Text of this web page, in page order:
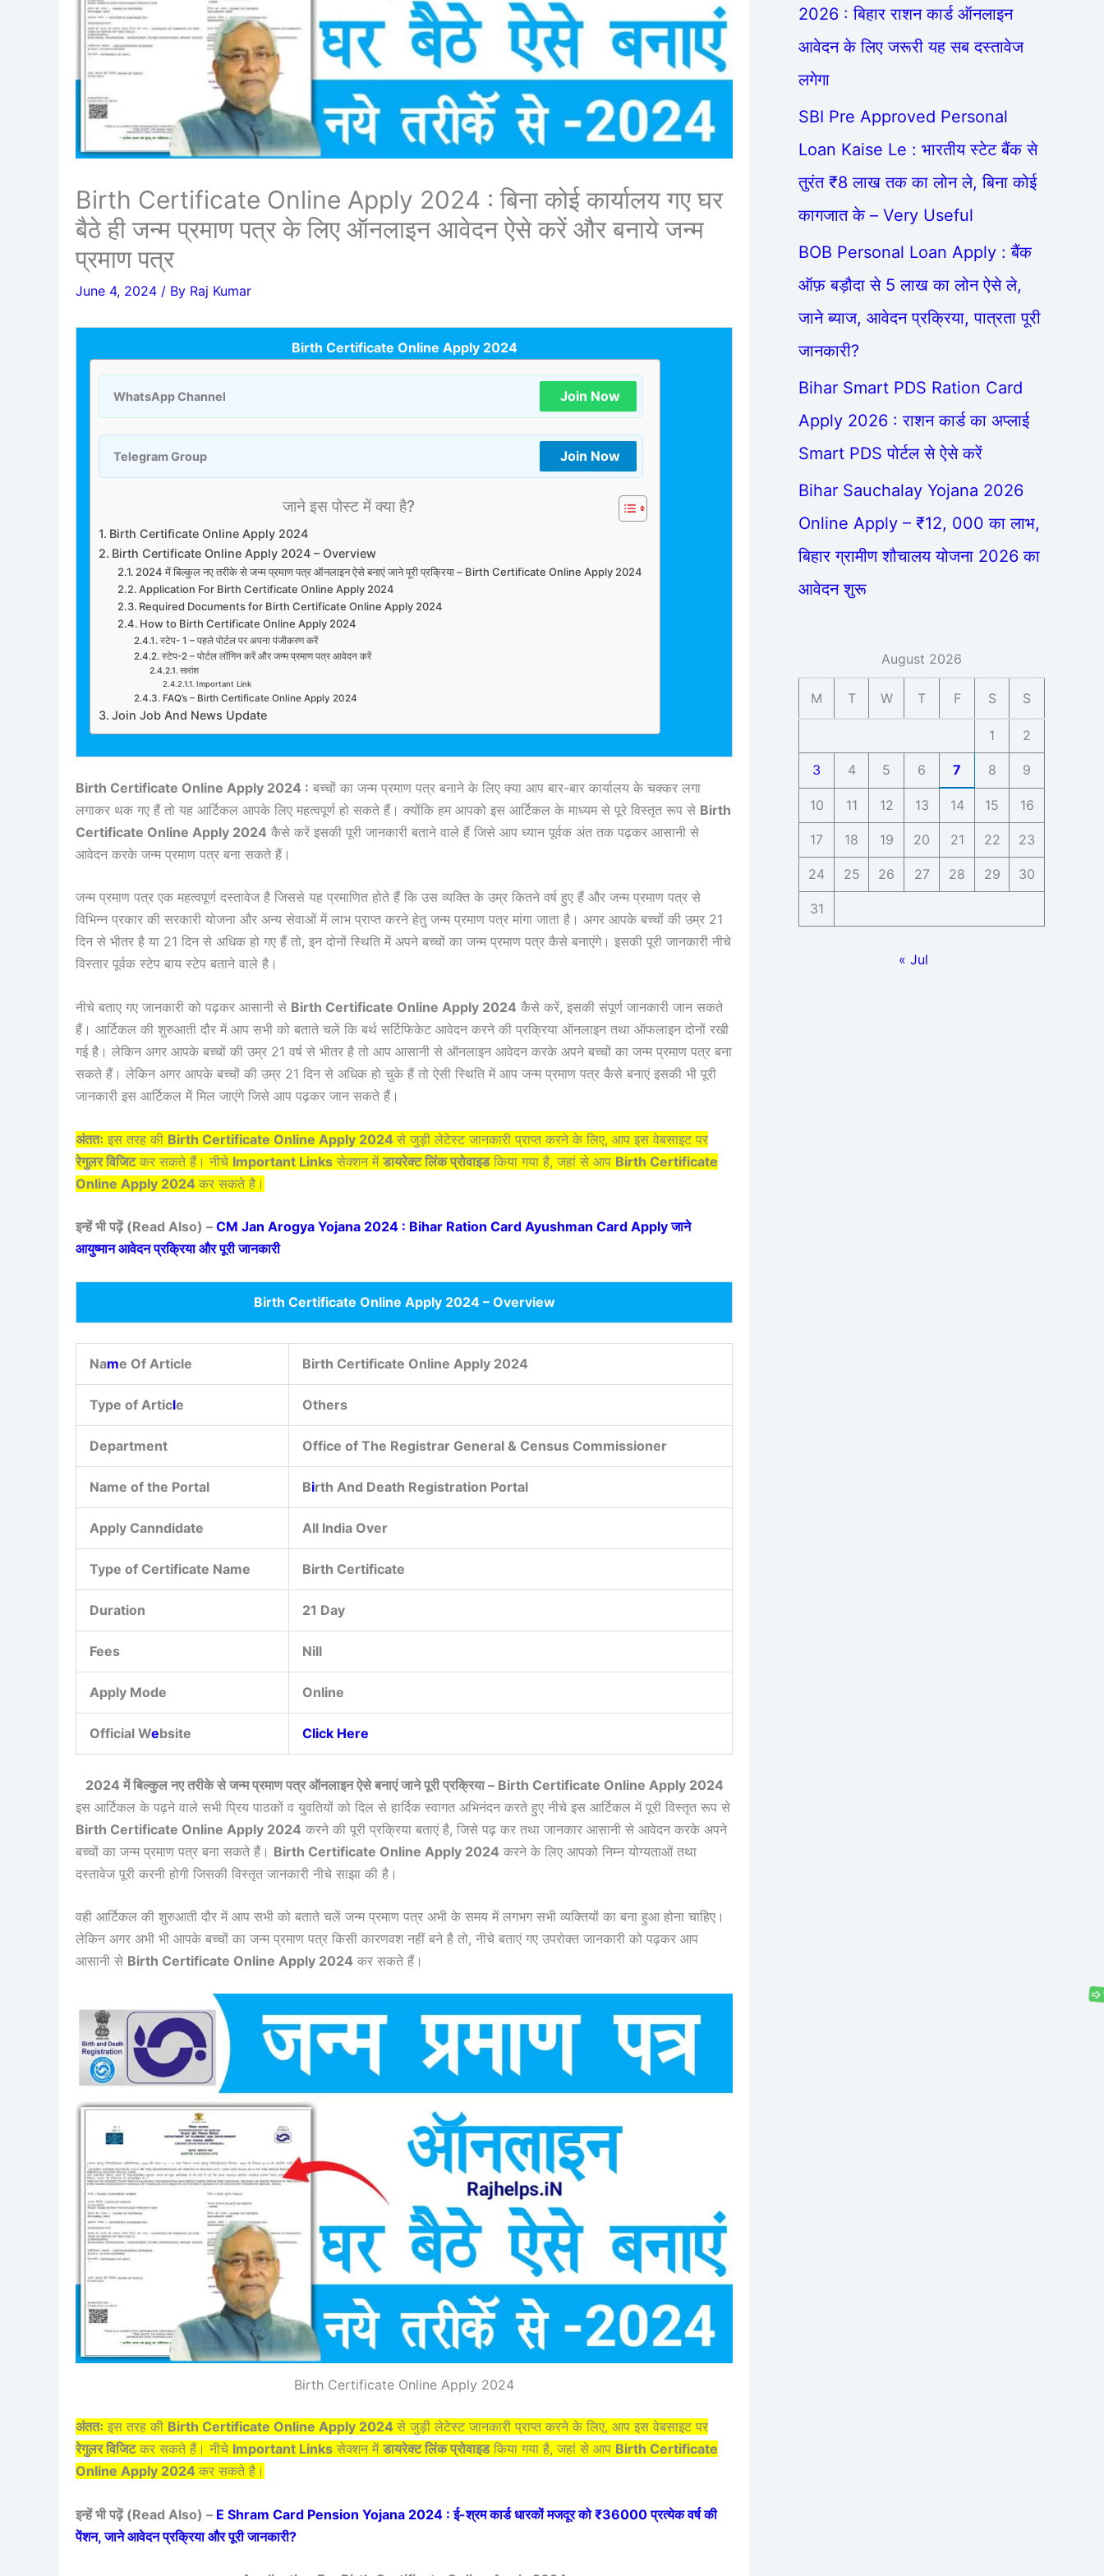
Birth Certificate Online Apply 2024 : बिना कोई कार्यालय गए घर
बैठे ही जन्म प्रमाण पत्र के लिए ऑनलाइन आवेदन ऐसे करें और बनाये जन्म
प्रमाण पत्र
June 4, 2024 / By Raj Kumar
Birth Certificate Online Apply 2024
WhatsApp Channel Join Now
Telegram Group Join Now
जाने इस पोस्ट में क्या है?
Birth Certificate Online Apply 2024
Birth Certificate Online Apply 2024 – Overview
2024 में बिल्कुल नए तरीके से जन्म प्रमाण पत्र ऑनलाइन ऐसे बनाएं जाने पूरी प्रक्रिया – Birth Certificate Online Apply 2024
Application For Birth Certificate Online Apply 2024
Required Documents for Birth Certificate Online Apply 2024
How to Birth Certificate Online Apply 2024
स्टेप- 1 – पहले पोर्टल पर अपना पंजीकरण करें
स्टेप-2 – पोर्टल लॉगिन करें और जन्म प्रमाण पत्र आवेदन करें
सारांश
Important Link
FAQ’s – Birth Certificate Online Apply 2024
Join Job And News Update
Birth Certificate Online Apply 2024 : बच्चों का जन्म प्रमाण पत्र बनाने के लिए क्या आप बार-बार कार्यालय के चक्कर लगा
लगाकर थक गए हैं तो यह आर्टिकल आपके लिए महत्वपूर्ण हो सकते हैं। क्योंकि हम आपको इस आर्टिकल के माध्यम से पूरे विस्तृत रूप से Birth
Certificate Online Apply 2024 कैसे करें इसकी पूरी जानकारी बताने वाले हैं जिसे आप ध्यान पूर्वक अंत तक पढ़कर आसानी से
आवेदन करके जन्म प्रमाण पत्र बना सकते हैं।
जन्म प्रमाण पत्र एक महत्वपूर्ण दस्तावेज है जिससे यह प्रमाणित होते हैं कि उस व्यक्ति के उम्र कितने वर्ष हुए हैं और जन्म प्रमाण पत्र से
विभिन्न प्रकार की सरकारी योजना और अन्य सेवाओं में लाभ प्राप्त करने हेतु जन्म प्रमाण पत्र मांगा जाता है। अगर आपके बच्चों की उम्र 21
दिन से भीतर है या 21 दिन से अधिक हो गए हैं तो, इन दोनों स्थिति में अपने बच्चों का जन्म प्रमाण पत्र कैसे बनाएंगे। इसकी पूरी जानकारी नीचे
विस्तार पूर्वक स्टेप बाय स्टेप बताने वाले है।
नीचे बताए गए जानकारी को पढ़कर आसानी से Birth Certificate Online Apply 2024 कैसे करें, इसकी संपूर्ण जानकारी जान सकते
हैं। आर्टिकल की शुरुआती दौर में आप सभी को बताते चलें कि बर्थ सर्टिफिकेट आवेदन करने की प्रक्रिया ऑनलाइन तथा ऑफलाइन दोनों रखी
गई है। लेकिन अगर आपके बच्चों की उम्र 21 वर्ष से भीतर है तो आप आसानी से ऑनलाइन आवेदन करके अपने बच्चों का जन्म प्रमाण पत्र बना
सकते हैं। लेकिन अगर आपके बच्चों की उम्र 21 दिन से अधिक हो चुके हैं तो ऐसी स्थिति में आप जन्म प्रमाण पत्र कैसे बनाएं इसकी भी पूरी
जानकारी इस आर्टिकल में मिल जाएंगे जिसे आप पढ़कर जान सकते हैं।
अंततः इस तरह की Birth Certificate Online Apply 2024 से जुड़ी लेटेस्ट जानकारी प्राप्त करने के लिए, आप इस वेबसाइट पर
रेगुलर विजिटकर सकते हैं। नीचे Important Links सेक्शन में डायरेक्ट लिंक प्रोवाइडकिया गया है, जहां से आप Birth Certificate
Online Apply 2024 कर सकते है।
इन्हें भी पढ़ें (Read Also) – CM Jan Arogya Yojana 2024 : Bihar Ration Card Ayushman Card Apply जाने
आयुष्मान आवेदन प्रक्रिया और पूरी जानकारी
Birth Certificate Online Apply 2024 – Overview
Name Of Article Birth Certificate Online Apply 2024
Type of Article Others
Department Office of The Registrar General & Census Commissioner
Name of the Portal Birth And Death Registration Portal
Apply Canndidate All India Over
Type of Certificate Name Birth Certificate
Duration 21 Day
Fees Nill
Apply Mode Online
Official Website Click Here
2024 में बिल्कुल नए तरीके से जन्म प्रमाण पत्र ऑनलाइन ऐसे बनाएं जाने पूरी प्रक्रिया – Birth Certificate Online Apply 2024
इस आर्टिकल के पढ़ने वाले सभी प्रिय पाठकों व युवतियों को दिल से हार्दिक स्वागत अभिनंदन करते हुए नीचे इस आर्टिकल में पूरी विस्तृत रूप से
Birth Certificate Online Apply 2024 करने की पूरी प्रक्रिया बताएं है, जिसे पढ़ कर तथा जानकार आसानी से आवेदन करके अपने
बच्चों का जन्म प्रमाण पत्र बना सकते हैं। Birth Certificate Online Apply 2024 करने के लिए आपको निम्न योग्यताओं तथा
दस्तावेज पूरी करनी होगी जिसकी विस्तृत जानकारी नीचे साझा की है।
वही आर्टिकल की शुरुआती दौर में आप सभी को बताते चलें जन्म प्रमाण पत्र अभी के समय में लगभग सभी व्यक्तियों का बना हुआ होना चाहिए।
लेकिन अगर अभी भी आपके बच्चों का जन्म प्रमाण पत्र किसी कारणवश नहीं बने है तो, नीचे बताएं गए उपरोक्त जानकारी को पढ़कर आप
आसानी से Birth Certificate Online Apply 2024 कर सकते हैं।
Birth Certificate Online Apply 2024
अंततः इस तरह की Birth Certificate Online Apply 2024 से जुड़ी लेटेस्ट जानकारी प्राप्त करने के लिए, आप इस वेबसाइट पर
रेगुलर विजिटकर सकते हैं। नीचे Important Links सेक्शन में डायरेक्ट लिंक प्रोवाइडकिया गया है, जहां से आप Birth Certificate
Online Apply 2024 कर सकते है।
इन्हें भी पढ़ें (Read Also) – E Shram Card Pension Yojana 2024 : ई-श्रम कार्ड धारकों मजदूर को ₹36000 प्रत्येक वर्ष की
पेंशन, जाने आवेदन प्रक्रिया और पूरी जानकारी?
2026 : बिहार राशन कार्ड ऑनलाइन
आवेदन के लिए जरूरी यह सब दस्तावेज
लगेगा
SBI Pre Approved Personal
Loan Kaise Le : भारतीय स्टेट बैंक से
तुरंत ₹8 लाख तक का लोन ले, बिना कोई
कागजात के – Very Useful
BOB Personal Loan Apply : बैंक
ऑफ़ बड़ौदा से 5 लाख का लोन ऐसे ले,
जाने ब्याज, आवेदन प्रक्रिया, पात्रता पूरी
जानकारी?
Bihar Smart PDS Ration Card
Apply 2026 : राशन कार्ड का अप्लाई
Smart PDS पोर्टल से ऐसे करें
Bihar Sauchalay Yojana 2026
Online Apply – ₹12, 000 का लाभ,
बिहार ग्रामीण शौचालय योजना 2026 का
आवेदन शुरू
August 2026
M T W T F S S
1 2
3 4 5 6 7 8 9
10 11 12 13 14 15 16
17 18 19 20 21 22 23
24 25 26 27 28 29 30
31
« Jul